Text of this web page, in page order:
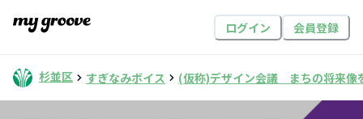
ログイン 会員登録
杉並区 すぎなみボイス (仮称)デザイン会議 まちの将来像